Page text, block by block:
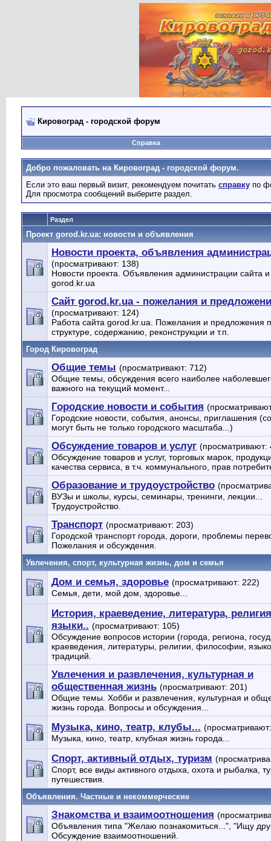
Кировоград - городской форум
Справка
Добро пожаловать на Кировоград - городской форум.
Если это ваш первый визит, рекомендуем почитать справку по
Для просмотра сообщений выберите раздел.
Раздел
Проект gorod.kr.ua: новости и объявления
Новости проекта, объявления
(просматривают: 138)
Новости проекта. Объявления администрации сайта
gorod.kr.ua
Сайт gorod.kr.ua - пожелания и
(просматривают: 124)
Работа сайта gorod.kr.ua. Пожелания и предложения
структуре, содержанию, реконструкции и т.п.
Город Кировоград
Общие темы (просматривают: 712)
Общие темы, обсуждения всего наиболее
важного на текущий момент...
Городские новости и события
Городские новости, события, анонсы, приглашения
могут быть не только городского масштаба...)
Обсуждение товаров и услуг (просматривают:
Обсуждение товаров и услуг, торговых марок,
качества сервиса, в т.ч. коммунального, прав
Образование и трудоустройство
ВУЗы и школы, курсы, семинары, тренинги, лекции...
Трудоустройство.
Транспорт (просматривают: 203)
Городской транспорт города, дороги, проблемы
Пожелания и обсуждения.
Увлечения, спорт, культурная жизнь, дом и семья
Дом и семья, здоровье (просматривают: 222)
Семья, дети, мой дом, здоровье...
История, краеведение, литература,
языки.. (просматривают: 105)
Обсуждение вопросов истории (города, региона,
краеведения, литературы, религии, философии,
традиций.
Увлечения и развлечения, культурная и
общественная жизнь (просматривают: 201)
Общие темы. Хобби и развлечения, культурная и
жизнь города. Вопросы и обсуждения...
Музыка, кино, театр, клубы...
Музыка, кино, театр, клубная жизнь города...
Спорт, активный отдых, туризм
Спорт, все виды активного отдыха, охота и рыбалка,
путешествия.
Объявления. Частные и некоммерческие
Знакомства и взаимоотношения
Объявления типа "Желаю познакомиться...", "Ищу
Обсуждение взаимоотношений.